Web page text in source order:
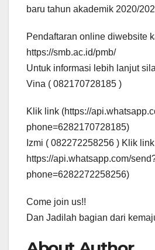
baru tahun akademik 2020/
Pendaftaran online diwebsite
https://smb.ac.id/pmb/
Untuk informasi lebih lanjut
Vina ( 082170728185 )
Klik link (https://
phone=6282170728185)
Izmi ( 082272258256 ) Klik
https://api.whatsapp.com/
phone=6282272258256)
Come join us!!
Dan Jadilah bagian dari